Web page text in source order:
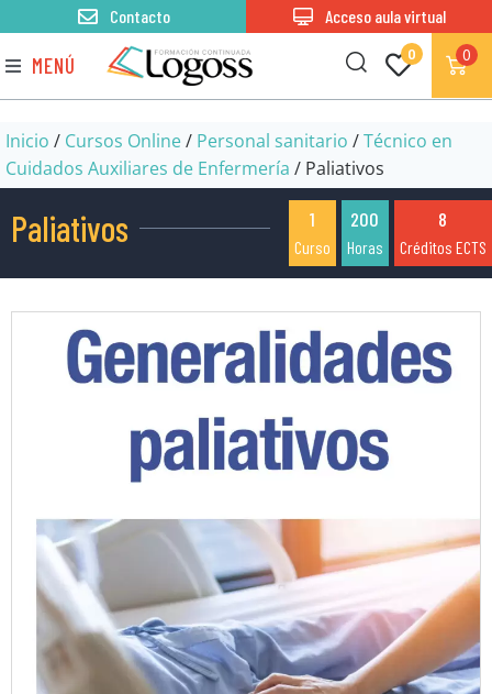
MENÚ 0 0
Contacto Acceso aula virtual
Inicio / Cursos Online/ Personal sanitario /Técnico en
Cuidados Auxiliares de Enfermería / Paliativos
Paliativos 1
Curso
200
Horas
8
Créditos ECTS